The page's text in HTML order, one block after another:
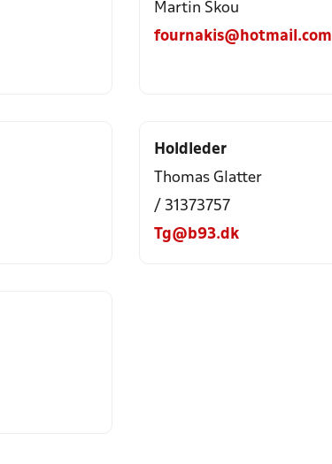
Martin Skou
fournakis@hotmail.com
Holdleder
Thomas Glatter
/ 31373757
Tg@b93.dk